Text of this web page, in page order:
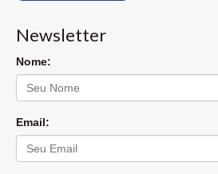
Newsletter
Nome:
Email: